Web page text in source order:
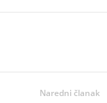
Naredni članak